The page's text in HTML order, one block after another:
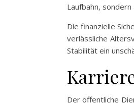
Laufbahn,
Die finanzielle
verlässliche
Stabilität ein
Der öffentliche